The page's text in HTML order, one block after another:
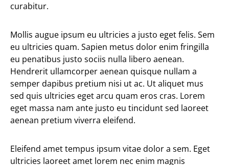
curabitur.
Mollis augue ipsum eu ultricies a justo eget felis. Sem
eu ultricies quam. Sapien metus dolor enim fringilla
eu penatibus justo sociis nulla libero aenean.
Hendrerit ullamcorper aenean quisque nullam a
semper dapibus pretium nisi ut ac. Ut aliquet mus
sed quis ultricies eget arcu quam eros cras. Lorem
eget massa nam ante justo eu tincidunt sed laoreet
aenean pretium viverra eleifend.
Eleifend amet tempus ipsum vitae dolor a sem. Eget
ultricies laoreet amet lorem nec enim magnis